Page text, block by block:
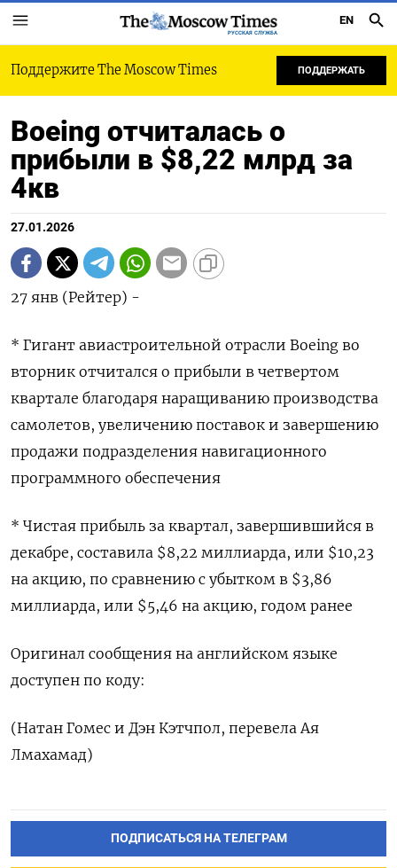
РУССКАЯ СЛУЖБА
EN
Поддержите The Moscow Times ПОДДЕРЖАТЬ
Boeing отчиталась о
прибыли в $8,22 млрд за
4кв
27.01.2026
27 янв (Рейтер) -
* Гигант авиастроительной отрасли ⁠Boeing во
вторник отчитался о прибыли в четвертом
⁠квартале благодаря ​наращиванию производства
⁠самолетов, увеличению поставок ⁠и завершению
продажи подразделения навигационного
‌программного обеспечения
* ‍Чистая прибыль ‌за квартал, завершившийся ​в
декабре, составила $8,22 миллиарда, или $10,23
⁠на акцию, ‍по сравнению с ‌убытком в $3,86
миллиарда, или $5,46 на акцию, годом ранее
Оригинал сообщения ‍на ‍английском языке
доступен по ‍коду:
(Натан Гомес и Дэн ⁠Кэтчпол, перевела Ая
Лмахамад)
ПОДПИСАТЬСЯ НА ТЕЛЕГРАМ